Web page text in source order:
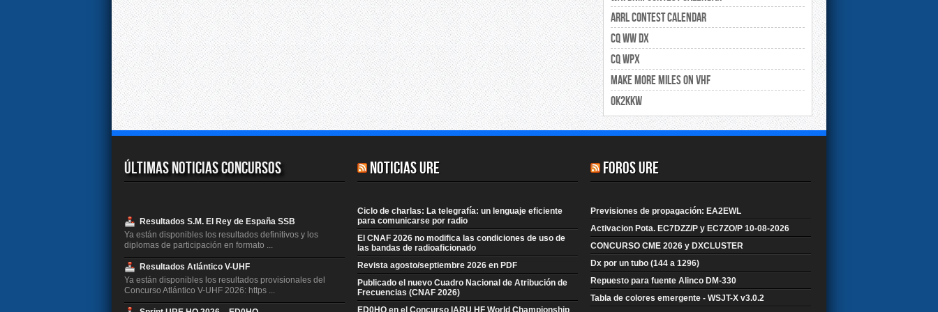
Ya están disponibles los resultados
definitivos y los diplomas de
participación en formato ...
Ya están disponibles los resultados
participación en formato ...
Resultados Costa del Sol V-UHF
del Sol V-UHF 2026: h ...
ARRL Contest Calendar
CQ WW DX
CQ WPX
Make More Miles on VHF
OK2KKW
Últimas Noticias Concursos
Resultados S.M. El Rey de España SSB
Ya están disponibles los resultados definitivos y los
diplomas de participación en formato ...
Resultados Atlántico V-UHF
Ya están disponibles los resultados provisionales del
Concurso Atlántico V-UHF 2026: https ...
Noticias URE
Ciclo de charlas: La telegrafía: un lenguaje eficiente
para comunicarse por radio
El CNAF 2026 no modifica las condiciones de uso de
las bandas de radioaficionado
Revista agosto/septiembre 2026 en PDF
Publicado el nuevo Cuadro Nacional de Atribución de
Frecuencias (CNAF 2026)
ED0HQ en el Concurso IARU HF World Championship
Foros URE
Previsiones de propagación: EA2EWL
Activacion Pota. EC7DZZ/P y EC7ZO/P 10-08-2026
CONCURSO CME 2026 y DXCLUSTER
Dx por un tubo (144 a 1296)
Repuesto para fuente Alinco DM-330
Tabla de colores emergente - WSJT-X v3.0.2